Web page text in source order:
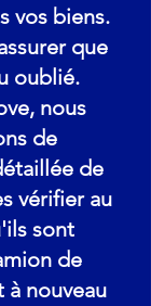
vos biens.
que
oublié.
nous
de
de
vérifier au
sont
de
à nouveau